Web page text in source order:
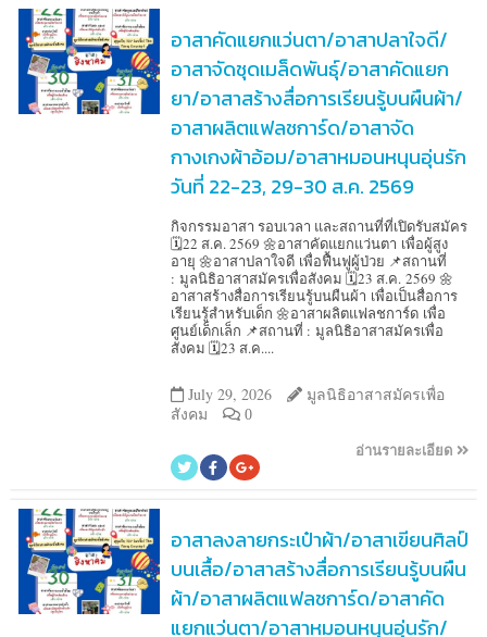
อาสาคัดแยกแว่นตา/อาสาปลาใจดี/
อาสาจัดชุดเมล็ดพันธุ์/อาสาคัดแยก
ยา/อาสาสร้างสื่อการเรียนรู้บนผืนผ้า/
อาสาผลิตแฟลชการ์ด/อาสาจัด
กางเกงผ้าอ้อม/อาสาหมอนหนุนอุ่นรัก
วันที่ 22-23, 29-30 ส.ค. 2569
กิจกรรมอาสา รอบเวลา และสถานที่ที่เปิดรับสมัคร
🗓️22 ส.ค. 2569 🌼อาสาคัดแยกแว่นตา เพื่อผู้สูง
อายุ 🌼อาสาปลาใจดี เพื่อฟื้นฟูผู้ป่วย 📌สถานที่
: มูลนิธิอาสาสมัครเพื่อสังคม 🗓️23 ส.ค. 2569 🌼
อาสาสร้างสื่อการเรียนรู้บนผืนผ้า เพื่อเป็นสื่อการ
เรียนรู้สำหรับเด็ก 🌼อาสาผลิตแฟลชการ์ด เพื่อ
ศูนย์เด็กเล็ก 📌สถานที่ : มูลนิธิอาสาสมัครเพื่อ
สังคม 🗓️23 ส.ค....
July 29, 2026
มูลนิธิอาสาสมัครเพื่อ
สังคม
0
อ่านรายละเอียด
อาสาลงลายกระเป๋าผ้า/อาสาเขียนศิลป์
บนเสื้อ/อาสาสร้างสื่อการเรียนรู้บนผืน
ผ้า/อาสาผลิตแฟลชการ์ด/อาสาคัด
แยกแว่นตา/อาสาหมอนหนุนอุ่นรัก/